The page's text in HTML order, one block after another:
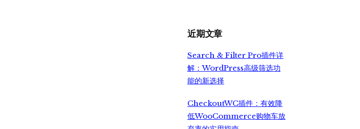
近期文章
Search & Filter Pro插件详
解：WordPress高级筛选功
能的新选择
CheckoutWC插件：有效降
低WooCommerce购物车放